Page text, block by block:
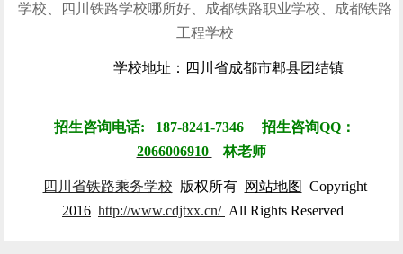
学校、四川铁路学校哪所好、成都铁路职业学校、成都铁路
工程学校
学校地址：四川省成都市郫县团结镇
招生咨询电话: 187-8241-7346 招生咨询QQ：
2066006910
林老师
四川省铁路乘务学校 版权所有 网站地图 Copyright
2016 http://www.cdjtxx.cn/ All Rights Reserved